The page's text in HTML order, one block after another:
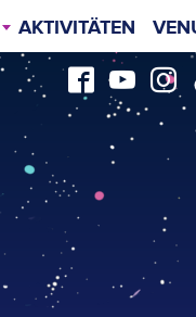
AKTIVITÄTEN
VIP
CARAVAN